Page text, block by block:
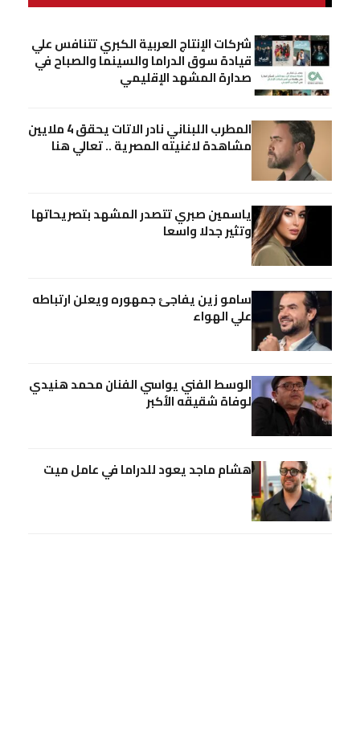
شركات الإنتاج العربية الكبري تتنافس علي
قيادة سوق الدراما والسينما والصباح في
صدارة المشهد الإقليمي
المطرب اللبناني نادر الاتات يحقق 4 ملايين
مشاهدة لاغنيته المصرية .. تعالي هنا
ياسمين صبري تتصدر المشهد بتصريحاتها
وتثير جدلا واسعا
سامو زين يفاجئ جمهوره ويعلن ارتباطه
علي الهواء
الوسط الفني يواسي الفنان محمد هنيدي
لوفاة شقيقه الأكبر
هشام ماجد يعود للدراما في عامل ميت